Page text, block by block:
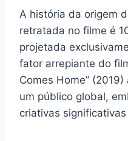
A história da origem
retratada no filme é
projetada
fator arrepiante do
Comes Home”
um público global,
criativas